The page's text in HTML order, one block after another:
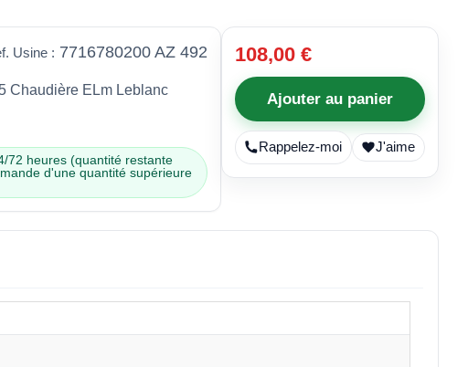
Usine : 7716780200 AZ 492
Chaudière ELm Leblanc
72 heures (quantité restante
d'une quantité supérieure
108,00 €
Ajouter au panier
Rappelez-moi J'aime